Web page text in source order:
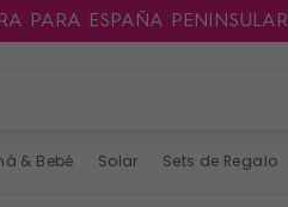
PARA ESPAÑA PENINSULAR
& Bebé Solar Sets de Regalo